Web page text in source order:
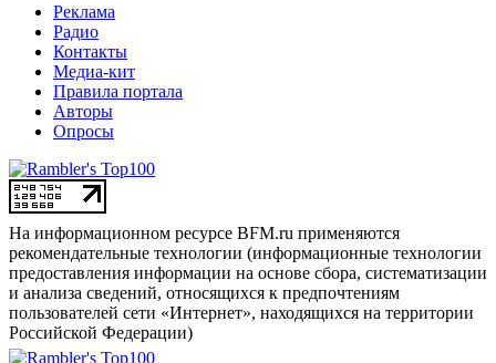
Реклама
Радио
Контакты
Медиа-кит
Правила портала
Авторы
Опросы
На информационном ресурсе BFM.ru применяются
рекомендательные технологии (информационные технологии
предоставления информации на основе сбора, систематизации
и анализа сведений, относящихся к предпочтениям
пользователей сети «Интернет», находящихся на территории
Российской Федерации)